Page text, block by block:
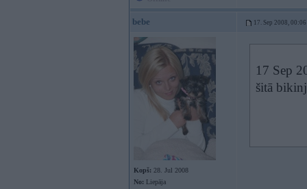
bebe 17. Sep 2008, 00:06
Kopš: 28. Jul 2008
No: Liepāja
17 Sep
šitā